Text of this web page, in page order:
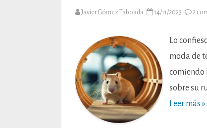
Javier Gómez Taboada 14/11/2023 2
Lo
moda de
comiendo
sobre su
Leer más »